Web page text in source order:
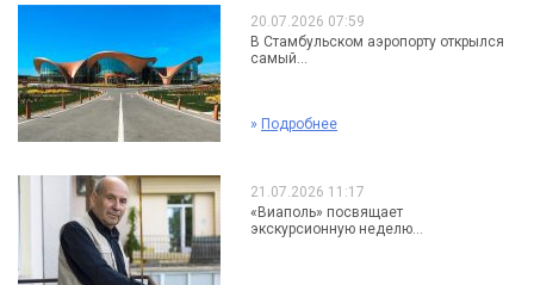
20.07.2026 07:59
В Стамбульском аэропорту открылся
самый...
» Подробнее
21.07.2026 11:17
«Виаполь» посвящает
экскурсионную неделю...